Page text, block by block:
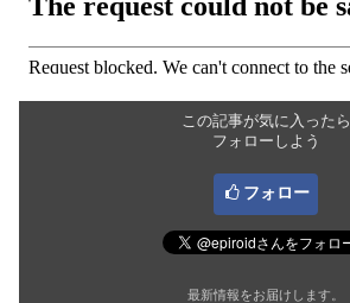
この記事が気に入ったら
フォローしよう
フォロー
最新情報をお届けします。